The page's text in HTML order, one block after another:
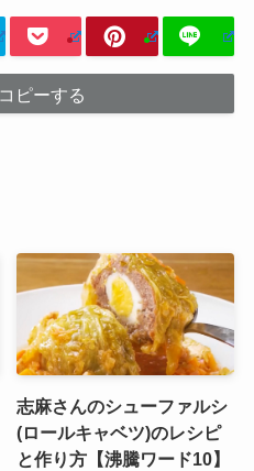
ピーする
志麻さんのシューファルシ
(ロールキャベツ)のレシピ
と作り方【沸騰ワード10】